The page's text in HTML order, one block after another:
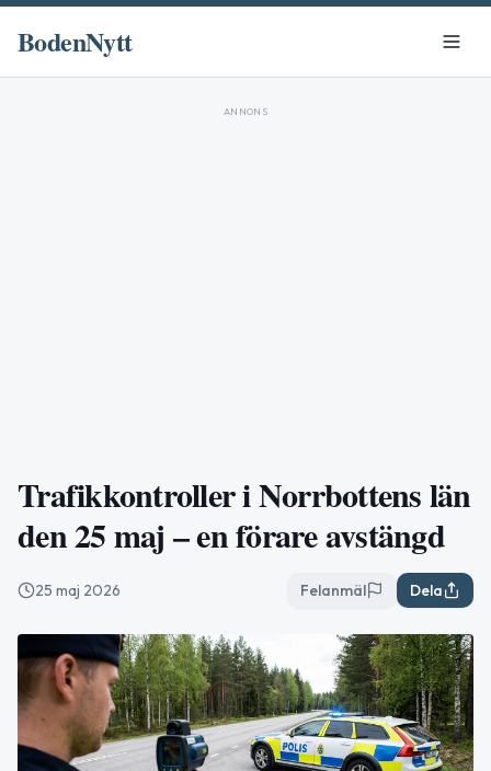
BodenNytt
ANNONS
Trafikkontroller i Norrbottens län
den 25 maj – en förare avstängd
25 maj 2026 Felanmäl Dela